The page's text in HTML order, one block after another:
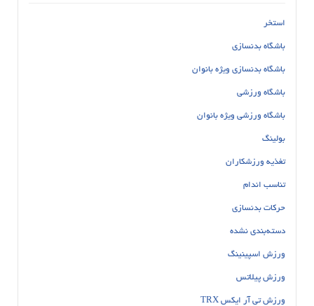
استخر
باشگاه بدنسازی
باشگاه بدنسازی ویژه بانوان
باشگاه ورزشی
باشگاه ورزشی ویژه بانوان
بولینگ
تغذیه ورزشکاران
تناسب اندام
حرکات بدنسازی
دسته‌بندی نشده
ورزش اسپینینگ
ورزش پیلاتس
ورزش تی آر ایکس TRX